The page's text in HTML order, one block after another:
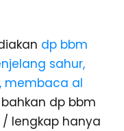
dp bbm
sahur,
membaca al
bahkan dp bbm
/ lengkap hanya